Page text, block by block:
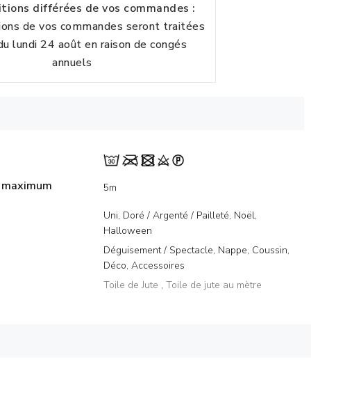
différées de vos commandes :
de vos commandes seront traitées
lundi 24 août en raison de congés
annuels
5m
Uni, Doré / Argenté / Pailleté, Noël,
Halloween
Déguisement / Spectacle, Nappe, Coussin,
Déco, Accessoires
Toile de Jute , Toile de jute au mètre